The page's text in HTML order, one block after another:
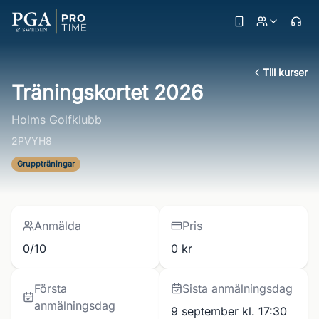
Till kurser
Träningskortet 2026
Holms Golfklubb
2PVYH8
Gruppträningar
Anmälda
0/10
Pris
0 kr
Första
anmälningsdag
Sista anmälningsdag
9 september kl. 17:30